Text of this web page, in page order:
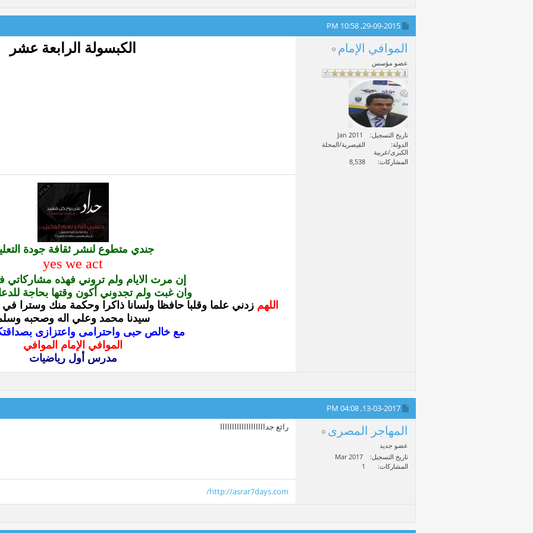
29-09-2015,
10:58 PM
الموافي الإمام
عضو مؤسس
تاريخ التسجيل
Jan 2011
الدولة
القيصرية/المحلة
الكبرى/غربية
المشاركات
8,538
الكبسولة الرابعة عشر
جندي متطوع لنشر ثقافة جودة
yes we act
إن مرت الايام ولم تروني فهذه مشاركاتي
وان غبت ولم تجدوني أكون وقتها بحاجة
اللهم زدني علما وقلبا حافظا ولسانا ذاكرا وحكمة منك وسترا في
سيدنا محمد وعلي اله وصحبه
مع خالص حبى واحترامى واعتزازى
الموافي الإمام الموافي
مدرس أول رياضيات
13-03-2017,
04:08 PM
المهاجر المصرى
عضو جديد
تاريخ التسجيل
Mar 2017
المشاركات
1
رائع جدااااااااااااااااااا
http://asrar7days.com/